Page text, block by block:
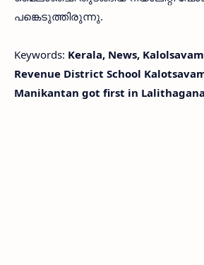
പങ്കെടുത്തിരുന്നു.
Keywords: Kerala, News,
Revenue District School
Manikantan got first in